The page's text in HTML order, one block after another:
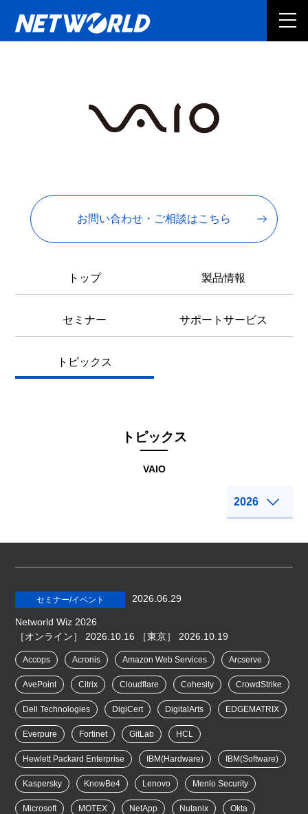
お問い合わせ・ご相談はこちら
トップ 製品情報
セミナー サポートサービス
トピックス
VAIO
トピックス
セミナー/イベント 2026.06.29
Networld Wiz 2026
［オンライン］
2026.10.16 ［東京］ 2026.10.19
Accops Acronis Amazon Web Services Arcserve
AvePoint Citrix Cloudflare Cohesity CrowdStrike
Dell Technologies DigiCert DigitalArts EDGEMATRIX
Everpure Fortinet GitLab HCL
Hewlett Packard Enterprise IBM(Hardware) IBM(Software)
Kaspersky KnowBe4 Lenovo Menlo Security
Microsoft MOTEX NetApp Nutanix Okta